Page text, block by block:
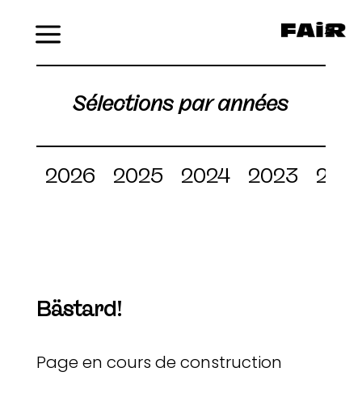
Sélections par années
2026 2025 2024 2023
Bästard!
Page en cours de construction